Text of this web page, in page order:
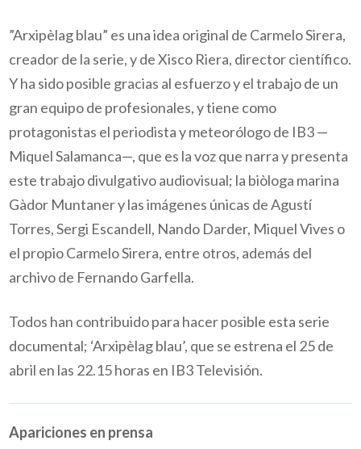
”Arxipèlag blau” es una idea original de Carmelo Sirera,
creador de la serie, y de Xisco Riera, director científico.
Y ha sido posible gracias al esfuerzo y el trabajo de un
gran equipo de profesionales, y tiene como
protagonistas el periodista y meteorólogo de IB3 —
Miquel Salamanca—, que es la voz que narra y presenta
este trabajo divulgativo audiovisual; la biòloga marina
Gàdor Muntaner y las imágenes únicas de Agustí
Torres, Sergi Escandell, Nando Darder, Miquel Vives o
el propio Carmelo Sirera, entre otros, además del
archivo de Fernando Garfella.
Todos han contribuido para hacer posible esta serie
documental; ‘Arxipèlag blau’, que se estrena el 25 de
abril en las 22.15 horas en IB3 Televisión.
Apariciones en prensa